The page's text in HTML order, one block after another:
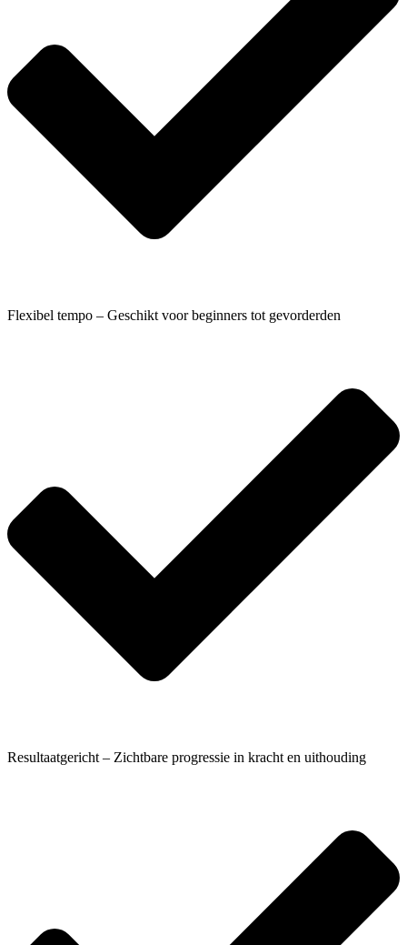
Flexibel tempo – Geschikt voor beginners tot gevorderden
Resultaatgericht – Zichtbare progressie in kracht en uithouding